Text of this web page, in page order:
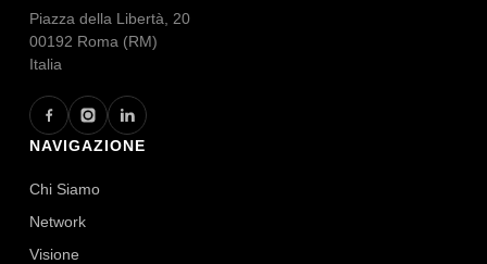
Piazza della Libertà, 20
00192 Roma (RM)
Italia
NAVIGAZIONE
Chi Siamo
Network
Visione